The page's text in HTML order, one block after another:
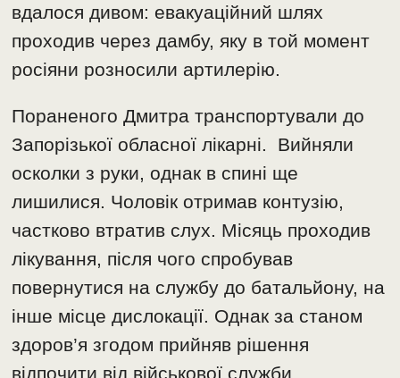
вдалося дивом: евакуаційний шлях
проходив через дамбу, яку в той момент
росіяни розносили артилерію.
Пораненого Дмитра транспортували до
Запорізької обласної лікарні. Вийняли
осколки з руки, однак в спині ще
лишилися. Чоловік отримав контузію,
частково втратив слух. Місяць проходив
лікування, після чого спробував
повернутися на службу до батальйону, на
інше місце дислокації. Однак за станом
здоров’я згодом прийняв рішення
відпочити від військової служби.